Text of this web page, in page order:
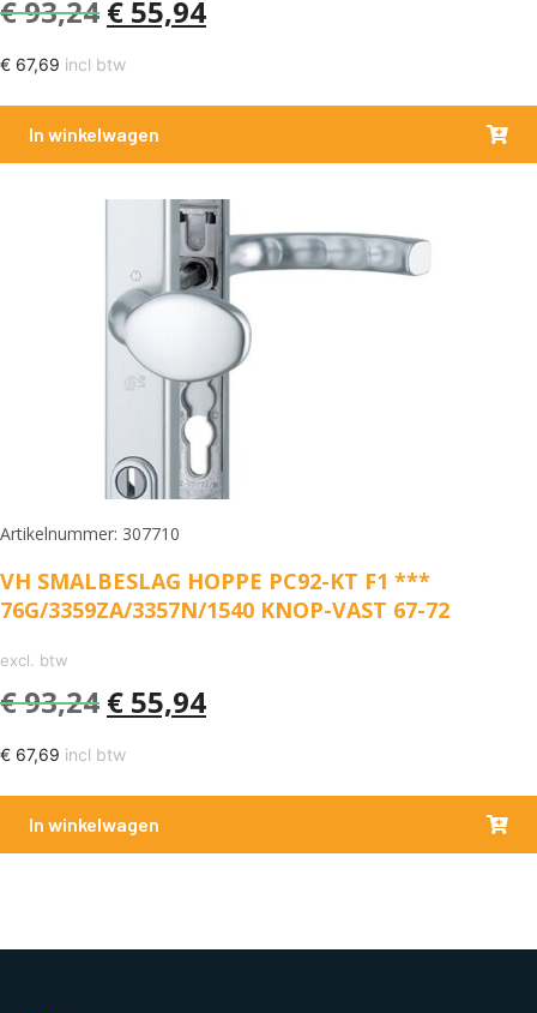
€93,24 € 55,94
€ 67,69 incl btw
In winkelwagen
Artikelnummer: 307710
VH SMALBESLAG HOPPE PC92-KT F1 ***
76G/3359ZA/3357N/1540 KNOP-VAST 67-72
excl. btw
€93,24 € 55,94
€ 67,69 incl btw
In winkelwagen